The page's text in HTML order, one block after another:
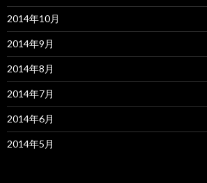
2014年10月
2014年9月
2014年8月
2014年7月
2014年6月
2014年5月